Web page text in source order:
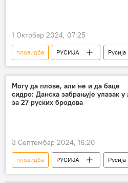
1 Октобар 2024, 07:25
пловидба РУСИЈА
Русија
Финска
Естонија
међународно право
Министарство спољних послова Русије
Могу да плове, али не и да баце
сидро: Данска забрањује улазак у
за 27 руских бродова
3 Септембар 2024, 16:20
пловидба РУСИЈА
Русија
бродови
Данска